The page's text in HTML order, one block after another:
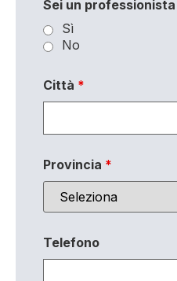
Sei un
Sì
No
Città *
Provincia *
Telefono